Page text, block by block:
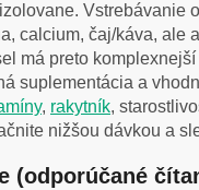
Vstrebávanie
calcium, čaj/káva, ale
má preto
suplementácia a
, rakytník,
nižšou dávkou a
(odporúčané